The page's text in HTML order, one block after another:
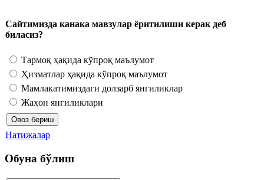
Сайтимизда канака мавзулар ёритилиши керак деб
биласиз?
Тармоқ ҳақида кўпроқ маълумот
Ҳизматлар ҳақида кўпроқ маълумот
Мамлакатимиздаги долзарб янгиликлар
Жаҳон янгиликлари
Натижалар
Обуна бўлиш